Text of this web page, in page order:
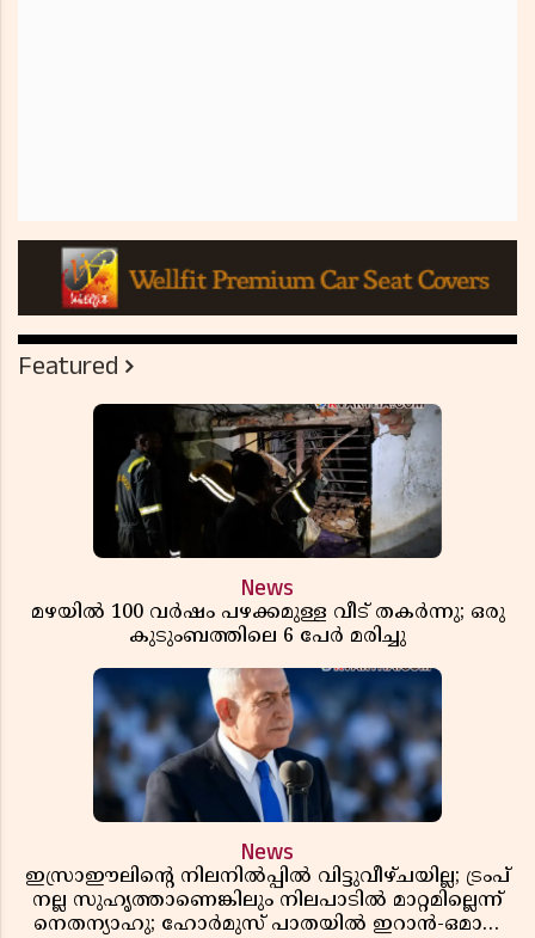
Featured
News
മഴയിൽ 100 വർഷം പഴക്കമുള്ള വീട് തകർന്നു; ഒരു
കുടുംബത്തിലെ 6 പേർ മരിച്ചു
News
ഇസ്രാഈലിന്റെ നിലനിൽപ്പിൽ വിട്ടുവീഴ്ചയില്ല; ട്രംപ്
നല്ല സുഹൃത്താണെങ്കിലും നിലപാടിൽ മാറ്റമില്ലെന്ന്
നെതന്യാഹു; ഹോർമുസ് പാതയിൽ ഇറാൻ-ഒമാൻ